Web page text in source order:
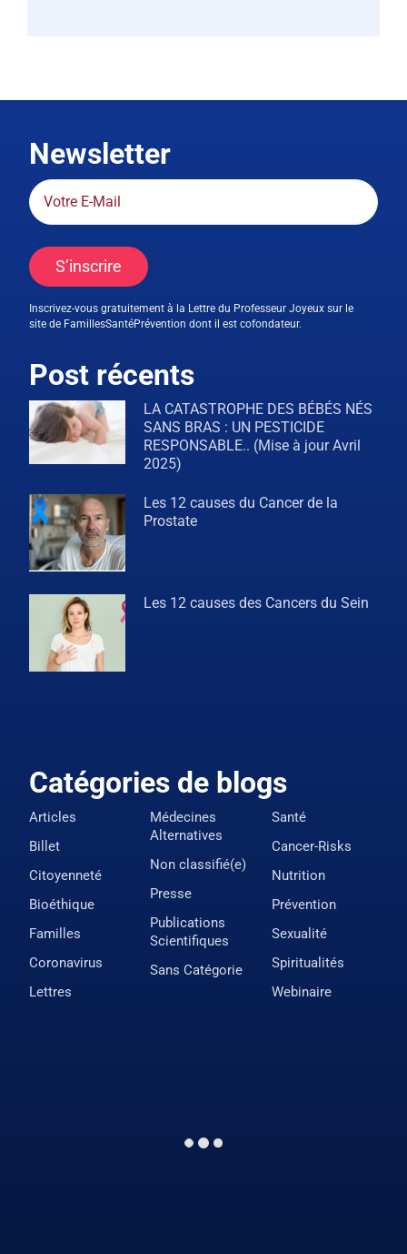
Newsletter
S’inscrire
Inscrivez-vous gratuitement à la Lettre du Professeur Joyeux sur le
site de FamillesSantéPrévention dont il est cofondateur.
Post récents
LA CATASTROPHE DES BÉBÉS NÉS
SANS BRAS : UN PESTICIDE
RESPONSABLE.. (Mise à jour Avril
2025)
Les 12 causes du Cancer de la
Prostate
Les 12 causes des Cancers du Sein
Catégories de blogs
Articles
Billet
Citoyenneté
Bioéthique
Familles
Coronavirus
Lettres
Médecines
Alternatives
Non classifié(e)
Presse
Publications
Scientifiques
Sans Catégorie
Santé
Cancer-Risks
Nutrition
Prévention
Sexualité
Spiritualités
Webinaire